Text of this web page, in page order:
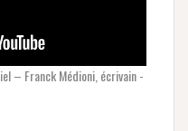
– Franck Médioni, écrivain -